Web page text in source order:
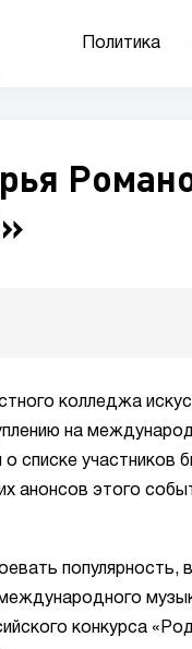
Политика
колледжа
на
списке участников
анонсов этого
конкурса